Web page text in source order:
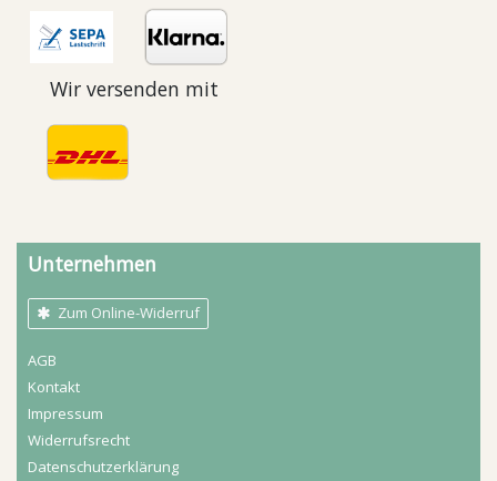
Wir versenden mit
Unternehmen
Zum Online-Widerruf
AGB
Kontakt
Impressum
Widerrufs­recht
Daten­schutz­erklärung